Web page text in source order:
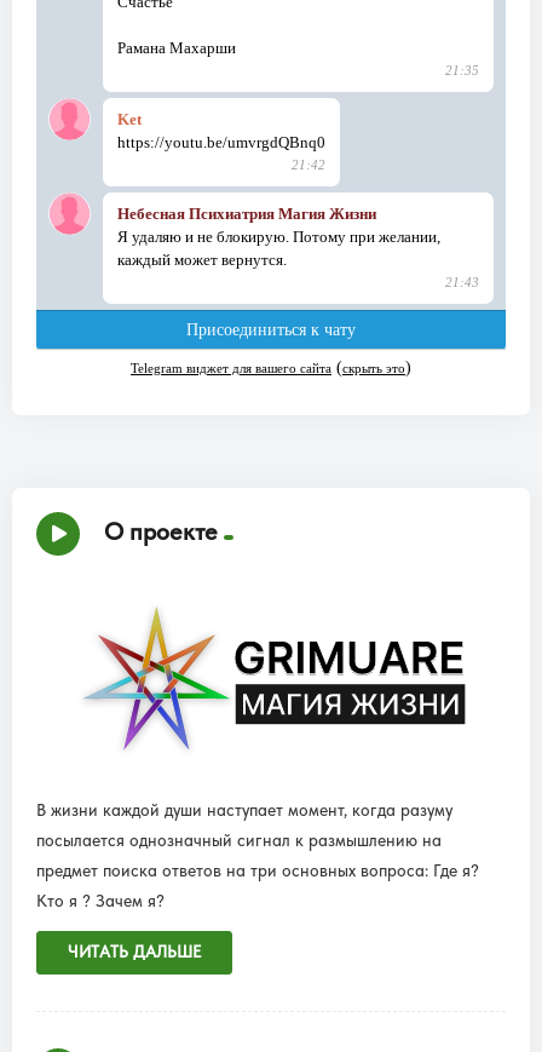
О проекте
В жизни каждой души наступает момент, когда разуму
посылается однозначный сигнал к размышлению на
предмет поиска ответов на три основных вопроса: Где я?
Кто я ? Зачем я?
ЧИТАТЬ ДАЛЬШЕ